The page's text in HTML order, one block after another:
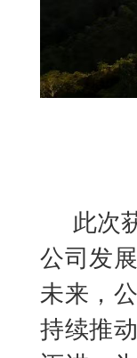
此次
公司发
未来，
持续推